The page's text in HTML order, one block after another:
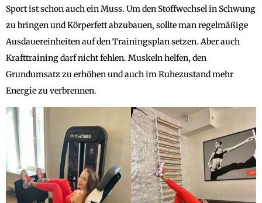
Sport ist schon auch ein Muss. Um den Stoffwechsel in Schwung
zu bringen und Körperfett abzubauen, sollte man regelmäßige
Ausdauereinheiten auf den Trainingsplan setzen. Aber auch
Krafttraining darf nicht fehlen. Muskeln helfen, den
Grundumsatz zu erhöhen und auch im Ruhezustand mehr
Energie zu verbrennen.